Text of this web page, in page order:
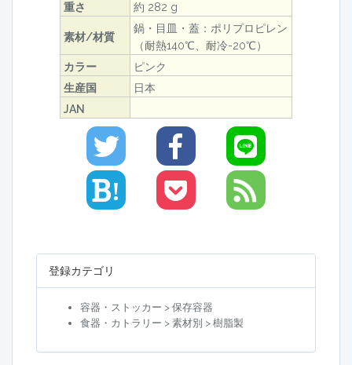
重さ
約 282 g
素材/材質
鍋・目皿・蓋：ポリプロピレン
（耐熱140℃、耐冷-20℃）
カラー
ピンク
生産国
日本
JAN
!
登録カテゴリ
容器・ストッカー > 保存容器
食器・カトラリー > 素材別 > 樹脂製